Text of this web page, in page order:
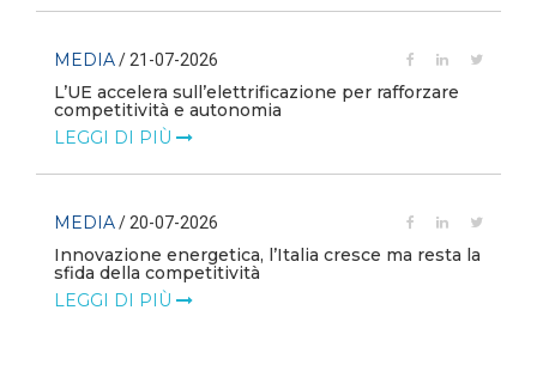
MEDIA/ 21-07-2026
L’UE accelera sull’elettrificazione per rafforzare
competitività e autonomia
LEGGI DI PIÙ
MEDIA/ 20-07-2026
Innovazione energetica, l’Italia cresce ma resta la
sfida della competitività
LEGGI DI PIÙ